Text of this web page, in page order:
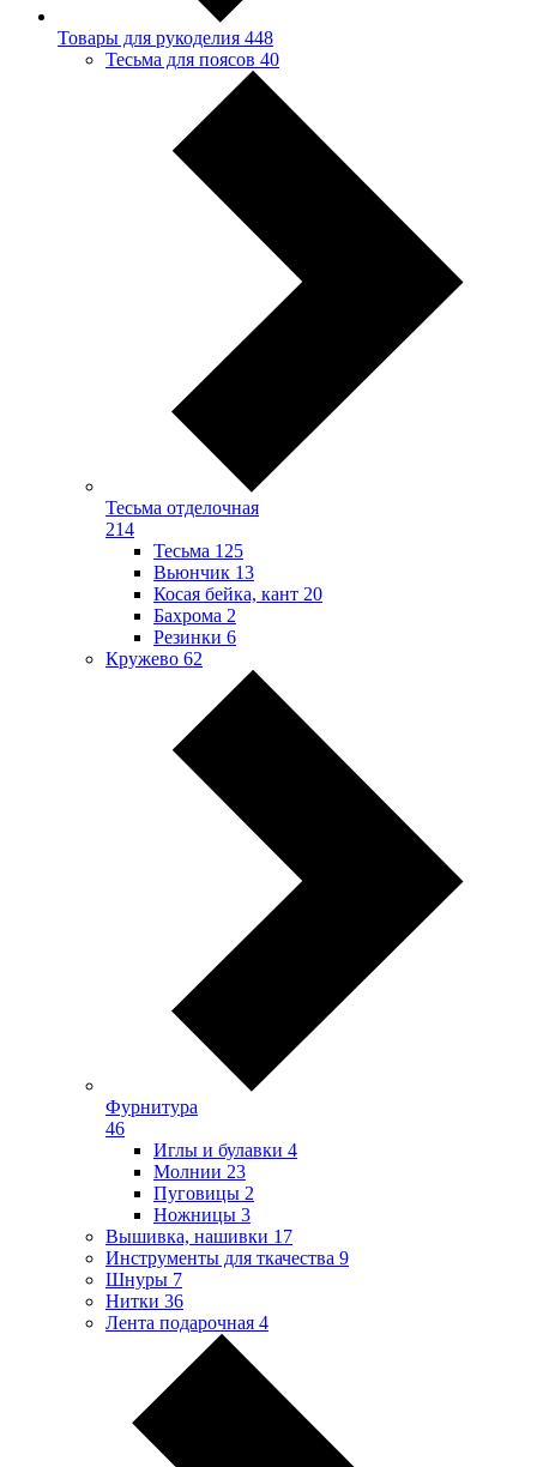
Товары для рукоделия 448
Тесьма для поясов 40
Тесьма отделочная
214
Тесьма 125
Вьюнчик 13
Косая бейка, кант 20
Бахрома 2
Резинки 6
Кружево 62
Фурнитура
46
Иглы и булавки 4
Молнии 23
Пуговицы 2
Ножницы 3
Вышивка, нашивки 17
Инструменты для ткачества 9
Шнуры 7
Нитки 36
Лента подарочная 4